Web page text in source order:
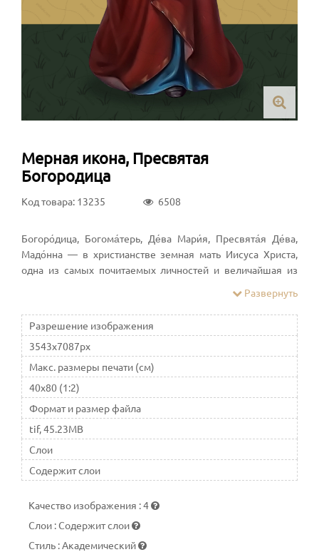
Мерная икона, Пресвятая
Богородица
Код товара: 13235 6508
Богоро́дица, Богома́терь, Де́ва Мари́я, Пресвята́я Де́ва,
Мадо́нна — в христианстве земная мать Иисуса Христа,
одна из самых почитаемых личностей и величайшая из
других почитается как Богоро́дица, Царица Небесная
Развернуть
Разрешение изображения
3543x7087px
Макс. размеры печати (см)
40x80 (1:2)
Формат и размер файла
tif, 45.23MB
Слои
Содержит слои
Качество изображения :4
Слои :Содержит слои
Стиль : Академический